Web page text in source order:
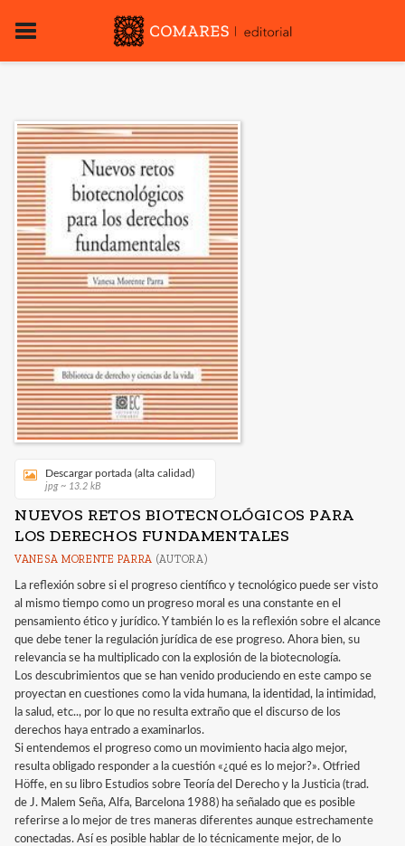
Descargar portada (alta calidad)
jpg ~ 13.2 kB
NUEVOS RETOS BIOTECNOLÓGICOS PARA
LOS DERECHOS FUNDAMENTALES
VANESA MORENTE PARRA (AUTORA)
La reflexión sobre si el progreso científico y tecnológico puede ser visto
al mismo tiempo como un progreso moral es una constante en el
pensamiento ético y jurídico. Y también lo es la reflexión sobre el alcance
que debe tener la regulación jurídica de ese progreso. Ahora bien, su
relevancia se ha multiplicado con la explosión de la biotecnología.
Los descubrimientos que se han venido produciendo en este campo se
proyectan en cuestiones como la vida humana, la identidad, la intimidad,
la salud, etc.., por lo que no resulta extraño que el discurso de los
derechos haya entrado a examinarlos.
Si entendemos el progreso como un movimiento hacia algo mejor,
resulta obligado responder a la cuestión «¿qué es lo mejor?». Otfried
Höffe, en su libro Estudios sobre Teoría del Derecho y la Justicia (trad.
de J. Malem Seña, Alfa, Barcelona 1988) ha señalado que es posible
referirse a lo mejor de tres maneras diferentes aunque estrechamente
conectadas. Así es posible hablar de lo técnicamente mejor, de lo